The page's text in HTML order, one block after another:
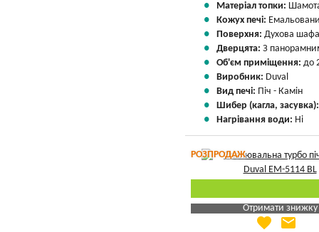
Матеріал топки:
Кожух печі:
Поверхня: Духова
Дверцята: З
Об'єм приміщення: до
Виробник: Duval
Вид печі: Піч - Камін
Шибер (кагла,
Нагрівання води: Ні
РОЗПРОДАЖ
Отримати знижку
Яка Ваша ціна
favorite email